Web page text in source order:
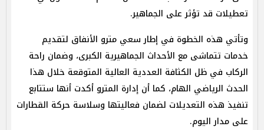
تعطيلات قد تؤثر على الجماهير.
وتأتي هذه الخطوة في إطار سعي مترو الأنفاق لتقديم
خدمات تتماشى مع الأحداث الجماهيرية الكبرى، وضمان راحة
الركاب في ظل الكثافة العددية العالية المتوقعة خلال هذا
الحدث الرياضي الهام، كما أن إدارة المترو أكدت أنها ستتابع
تنفيذ هذه التعديلات لضمان فعاليتها وسلاسة حركة القطارات
على مدار اليوم.